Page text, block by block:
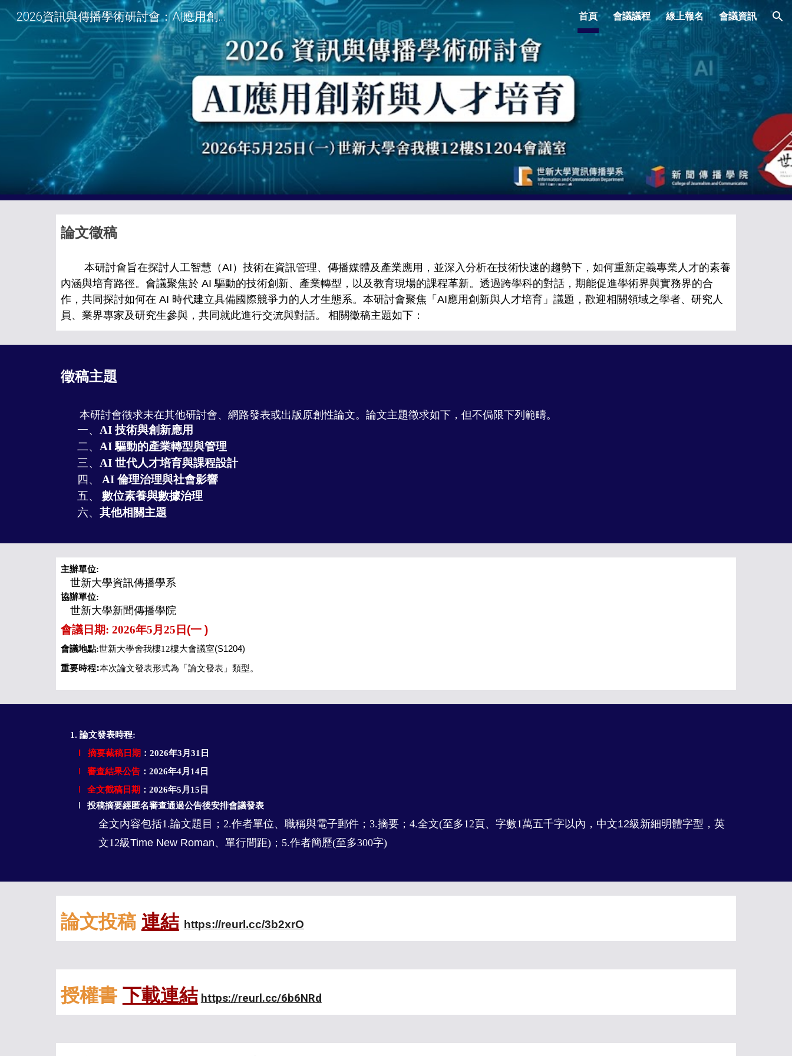
Skip to main content Skip to navigation
2026資訊與傳播學術研討會：AI應用創新與人才培育 首頁 會議議程 線上報名 會議資訊
論文徵稿
本研討會旨在探討人工智慧（AI）技術在資訊管理、傳播媒體及產業應用，並深入分析在技術快速的趨勢下，如何重新定義專業人才的素養
內涵與培育路徑。會議聚焦於 AI 驅動的技術創新、產業轉型，以及教育現場的課程革新。透過跨學科的對話，期能促進學術界與實務界的合
作，共同探討如何在 AI 時代建立具備國際競爭力的人才生態系。本研討會聚焦「AI應用創新與人才培育」議題，歡迎相關領域之學者、研究人
員、業界專家及研究生參與，共同就此進行交流與對話。
相關徵稿主題如下：
徵稿主題
本研討會徵求未在其他研討會、網路發表或出版原創性論文。論文主題徵求如下，但不侷限下列範疇。
一、 AI技術與創新應用
二、 AI驅動的產業轉型與管理
三、 AI世代人才培育與課程設計
四、 AI倫理治理與社會影響
五、 數位素養與數據治理
六、 其他相關主題
主辦單位:
世新大學資訊傳播學系
協辦單位:
世新大學新聞傳播學院
會議日期: 2026年5月 25 日(一 )
會議地點:世新大學舍我樓12樓大會議室(S1204)
重要時程:本次論文發表形式為「論文發表」類型。
1. 論文發表時程:
l 摘要截稿日期 ：2026年3月31日
l審查結果公告 ：2026年4月14日
l全文截稿日期 ：2026年5 月 15 日
l投稿摘要經匿名審查通過公告後安排會議發表
全文內容包括1.論文題目； 2.作者單位、職稱與電子郵件； 3.摘要； 4.全文(至多12頁、字數1萬五千字以內，中文12級新細明體字型，英
文12級Time New Roman、單行間距)； 5.作者簡歷(至多300字)
論文投稿 連結 https://reurl.cc/3b2xrO
授權書 下載連結 https://reurl.cc/6b6NRd